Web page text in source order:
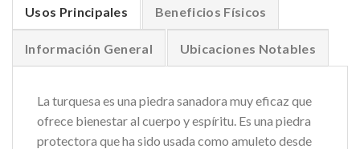
Usos Principales Beneficios Físicos
Información General Ubicaciones Notables
La turquesa es una piedra sanadora muy eficaz que
ofrece bienestar al cuerpo y espíritu. Es una piedra
protectora que ha sido usada como amuleto desde